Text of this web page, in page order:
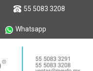
55 5083 3208
Whatsapp